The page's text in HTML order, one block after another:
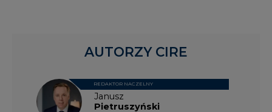
Janusz
Pietruszyński
REDAKTOR NACZELNY
AUTORZY CIRE